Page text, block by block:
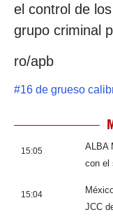
el control de
grupo criminal
ro/apb
#16 de grueso
15:05
ALBA
con el
15:04
JCC